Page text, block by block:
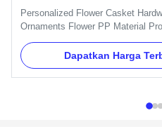
Personalized Flower Casket
Ornaments Flower PP Material
Description: Item Name TX-
Plastic(PP) Color Gold, silver,
Green Delivery Time 30 days
confirmed Payment Term TT, L/C
Dapatkan Harga